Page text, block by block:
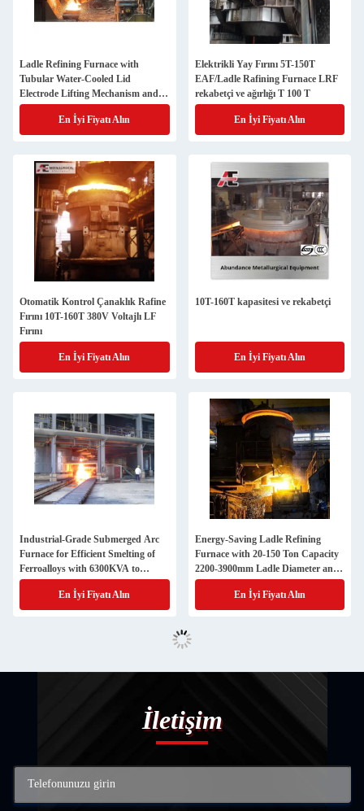
Ladle Refining Furnace with
Tubular Water-Cooled Lid
Electrode Lifting Mechanism and
Energy-Saving Large Current
En İyi Fiyatı Alın
Elektrikli Yay Fırını 5T-150T
EAF/Ladle Rafining Furnace LRF
rekabetçi ve ağırlığı T 100 T
En İyi Fiyatı Alın
Otomatik Kontrol Çanaklık Rafine
Fırını 10T-160T 380V Voltajlı LF
Fırını
En İyi Fiyatı Alın
10T-160T kapasitesi ve rekabetçi
En İyi Fiyatı Alın
Industrial-Grade Submerged Arc
Furnace for Efficient Smelting of
Ferroalloys with 6300KVA to
68000KVA Capacity
En İyi Fiyatı Alın
Energy-Saving Ladle Refining
Furnace with 20-150 Ton Capacity
2200-3900mm Ladle Diameter and
3150-20000 KVA Transformer
En İyi Fiyatı Alın
İletişim